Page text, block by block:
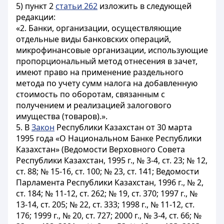
5) пункт 2 статьи 262 изложить в следующей
редакции:
«2. Банки, организации, осуществляющие
отдельные виды банковских операций,
микрофинансовые организации, использующие
пропорциональный метод отнесения в зачет,
имеют право на применение раздельного
метода по учету сумм налога на добавленную
стоимость по оборотам, связанным с
получением и реализацией залогового
имущества (товаров).».
5. ВЗакон Республики Казахстан от 30 марта
1995 года «О Национальном Банке Республики
Казахстан» (Ведомости Верховного Совета
Республики Казахстан, 1995 г., № 3-4, ст. 23; № 12,
ст. 88; № 15-16, ст. 100; № 23, ст. 141; Ведомости
Парламента Республики Казахстан, 1996 г., № 2,
ст. 184; № 11-12, ст. 262; № 19, ст. 370; 1997 г., №
13-14, ст. 205; № 22, ст. 333; 1998 г., № 11-12, ст.
176; 1999 г., № 20, ст. 727; 2000 г., № 3-4, ст. 66; №